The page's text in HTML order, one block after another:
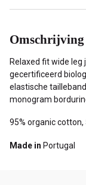
Omschrijving
Relaxed fit wide
gecertificeerd
elastische
monogram
95% organic cotton,
Made in Portugal